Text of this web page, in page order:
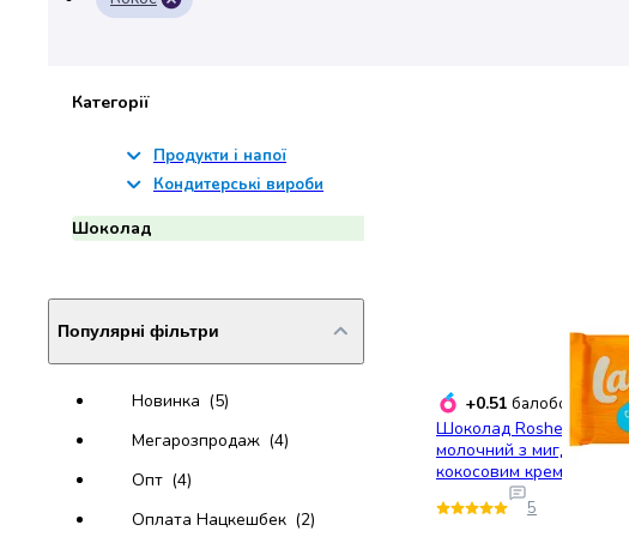
набори
Бакалія
Олія
швидкого
приготування
Спеції
приправи
Цукор
Все
для
Категорії
Продукти і напої
Кондитерські вироби
Шоколад
Популярні фільтри
Новинка (5)
Мегарозпродаж (4)
Опт (4)
Оплата Нацкешбек (2)
+0.51 балобонусів
Шоколад Roshen Lacmi
молочний з мигдалем
кокосовим кремом 84 г
5